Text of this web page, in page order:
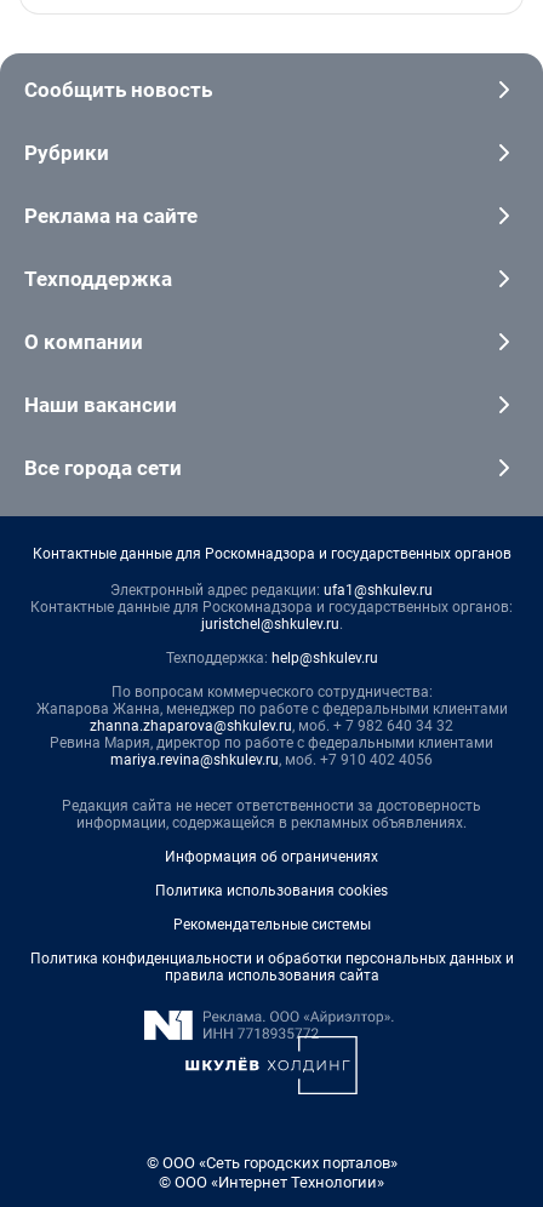
Сообщить новость
Рубрики
Реклама на сайте
Техподдержка
О компании
Наши вакансии
Все города сети
Контактные данные для Роскомнадзора и государственных органов
Электронный адрес редакции: ufa1@shkulev.ru
Контактные данные для Роскомнадзора и государственных органов:
juristchel@shkulev.ru.
Техподдержка: help@shkulev.ru
По вопросам коммерческого сотрудничества:
Жапарова Жанна, менеджер по работе с федеральными клиентами
zhanna.zhaparova@shkulev.ru, моб. + 7 982 640 34 32
Ревина Мария, директор по работе с федеральными клиентами
mariya.revina@shkulev.ru, моб. +7 910 402 4056
Редакция сайта не несет ответственности за достоверность
информации, содержащейся в рекламных объявлениях.
Информация об ограничениях
Политика использования cookies
Рекомендательные системы
Политика конфиденциальности и обработки персональных данных и
правила использования сайта
© ООО «Сеть городских порталов»
© ООО «Интернет Технологии»